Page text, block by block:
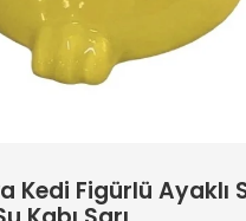
Kedi Figürlü Ayaklı